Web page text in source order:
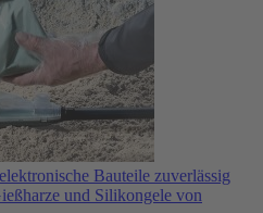
Bauteile zuverlässig
und Silikongele von